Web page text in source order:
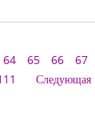
64 65 66 67
Следующая